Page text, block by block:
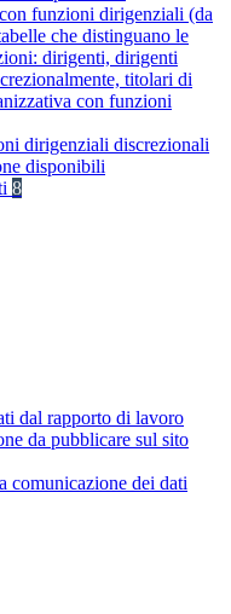
funzioni dirigenziali (da
che distinguano le
dirigenti, dirigenti
titolari di
con funzioni
dirigenziali discrezionali
disponibili
8
dal rapporto di lavoro
da pubblicare sul sito
comunicazione dei dati